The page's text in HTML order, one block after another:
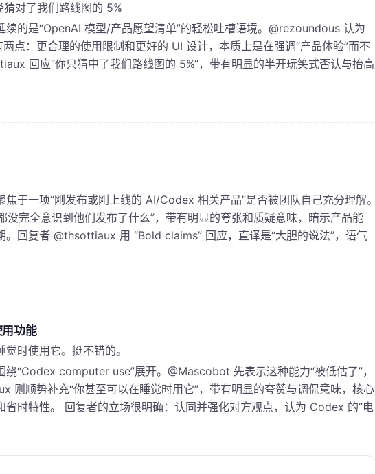
对了我们路线图的 5%
续的是“OpenAI 模型/产品愿望清单”的轻松吐槽语境。@rezoundous 认为
点：更合理的使用限制和更好的 UI 设计，本质上是在强调“产品体验”而不
回应“你只猜中了我们路线图的 5%”，带有明显的半开玩笑式否认与抬高
焦于一项“刚发布或刚上线的 AI/Codex 相关产品”是否被团队自己充分理解。
没完全意识到他们发布了什么”，带有明显的夸张和质疑意味，暗示产品能
。回复者 @thsottiaux 用 “Bold claims” 回应，直译是“大胆的说法”，语气
功能
时使用它。挺不错的。
绕“Codex computer use”展开。@Mascobot 先表示这种能力“被低估了”，
则顺势补充“你甚至可以在睡觉时用它”，带有明显的夸赞与调侃意味，核心
省时特性。 回复者的立场很明确：认同并强化对方观点，认为 Codex 的“电